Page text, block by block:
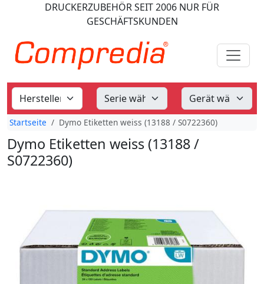
DRUCKERZUBEHÖRSEIT 2006 NUR FÜR
GESCHÄFTSKUNDEN
Startseite Dymo Etiketten weiss (13188 / S0722360)
Dymo Etiketten weiss (13188 /
S0722360)